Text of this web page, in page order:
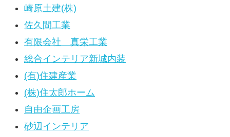
崎原土建(株)
佐久間工業
有限会社 真栄工業
総合インテリア新城内装
(有)住建産業
(株)住太郎ホーム
自由企画工房
砂辺インテリア